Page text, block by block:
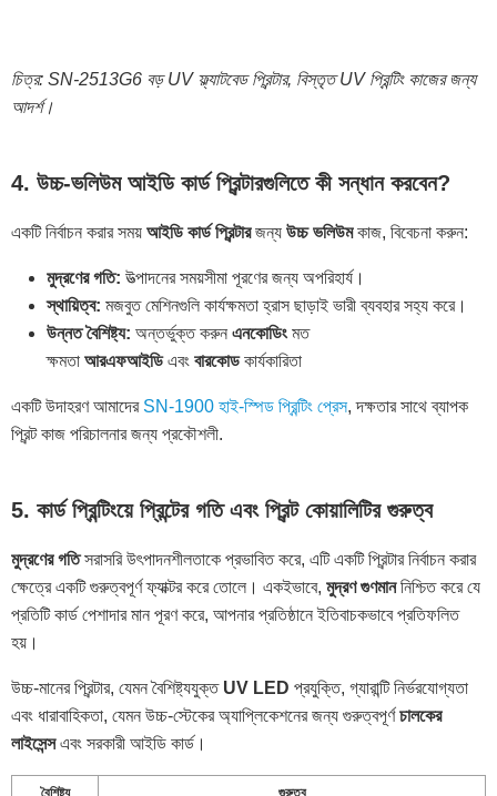
চিত্র: SN-2513G6 বড় UV ফ্ল্যাটবেড প্রিন্টার, বিস্তৃত UV প্রিন্টিং কাজের জন্য
আদর্শ।
4. উচ্চ-ভলিউম আইডি কার্ড প্রিন্টারগুলিতে কী সন্ধান করবেন?
একটি নির্বাচন করার সময় আইডি কার্ড প্রিন্টারজন্য উচ্চ ভলিউমকাজ, বিবেচনা করুন:
মুদ্রণের গতি: উত্পাদনের সময়সীমা পূরণের জন্য অপরিহার্য।
স্থায়িত্ব: মজবুত মেশিনগুলি কার্যক্ষমতা হ্রাস ছাড়াই ভারী ব্যবহার সহ্য করে।
উন্নত বৈশিষ্ট্য: অন্তর্ভুক্ত করুন এনকোডিংমত
ক্ষমতা আরএফআইডিএবং বারকোডকার্যকারিতা
একটি উদাহরণ আমাদের SN-1900 হাই-স্পিড প্রিন্টিং প্রেস, দক্ষতার সাথে ব্যাপক
প্রিন্ট কাজ পরিচালনার জন্য প্রকৌশলী.
5. কার্ড প্রিন্টিংয়ে প্রিন্টের গতি এবং প্রিন্ট কোয়ালিটির গুরুত্ব
মুদ্রণের গতিসরাসরি উৎপাদনশীলতাকে প্রভাবিত করে, এটি একটি প্রিন্টার নির্বাচন করার
ক্ষেত্রে একটি গুরুত্বপূর্ণ ফ্যাক্টর করে তোলে। একইভাবে, মুদ্রণ গুণমাননিশ্চিত করে যে
প্রতিটি কার্ড পেশাদার মান পূরণ করে, আপনার প্রতিষ্ঠানে ইতিবাচকভাবে প্রতিফলিত
হয়।
উচ্চ-মানের প্রিন্টার, যেমন বৈশিষ্ট্যযুক্ত UV LED প্রযুক্তি, গ্যারান্টি নির্ভরযোগ্যতা
এবং ধারাবাহিকতা, যেমন উচ্চ-স্টেকের অ্যাপ্লিকেশনের জন্য গুরুত্বপূর্ণচালকের
লাইসেন্সএবং সরকারী আইডি কার্ড।
বৈশিষ্ট্য গুরুত্ব